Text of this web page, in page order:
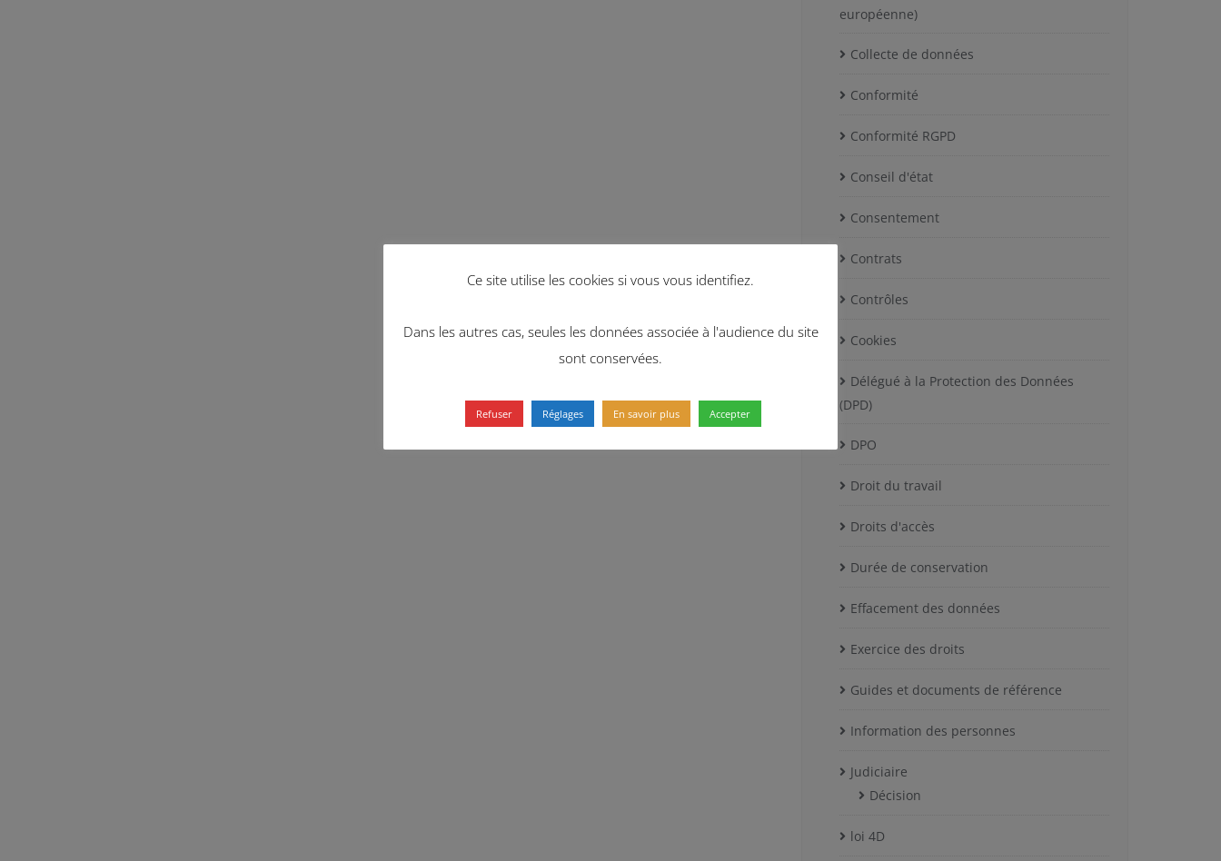
européenne)
Collecte de données
Conformité
Conformité RGPD
Conseil d'état
Consentement
Contrats
Contrôles
Cookies
Délégué à la Protection des Données
(DPD)
DPO
Droit du travail
Droits d'accès
Durée de conservation
Effacement des données
Exercice des droits
Guides et documents de référence
Information des personnes
Judiciaire
Décision
loi 4D
Ce site utilise les cookies si vous vous identifiez.
Dans les autres cas, seules les données associée à l'audience du site
sont conservées.
Refuser Réglages En savoir plus Accepter